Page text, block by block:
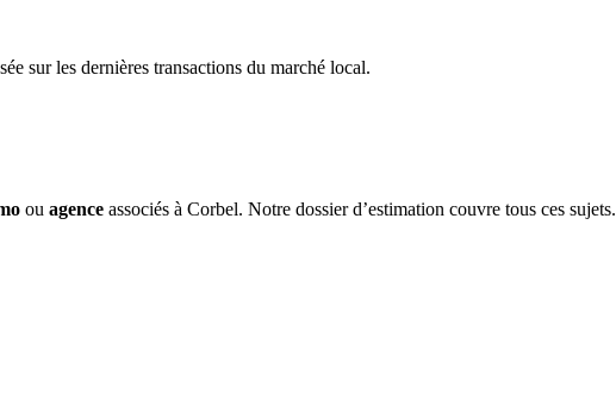
sur les dernières transactions du marché local.
ou agence associés à Corbel. Notre dossier d’estimation couvre tous ces sujets.